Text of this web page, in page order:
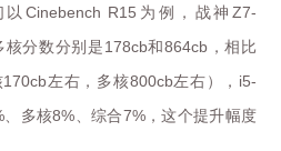
Cinebench R15 为例，战神Z7-
核分数分别是178cb和864cb ，相比
170cb左右，多核800cb左右）， i5-
、多核8%、综合7%，这个提升幅度